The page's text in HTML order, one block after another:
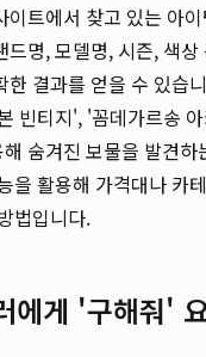
이트에서 찾고 있는 아
명, 모델명, 시즌, 색상
한 결과를 얻을 수 있습
빈티지', '꼼데가르송
숨겨진 보물을 발견하
을 활용해 가격대나 카
법입니다.
에게 '구해줘'